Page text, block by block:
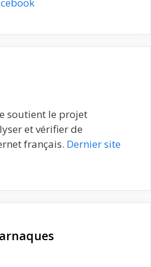
soutient le projet
et vérifier de
français. Dernier site